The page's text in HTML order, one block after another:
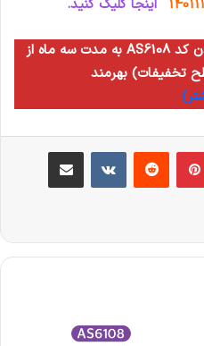
اینجا کلیک کنید.
همچنین شما میتوانید با وارد کردن کد AS6108 به مدت سه ماه از
تخفیفات) بهرمند
‫پین‌ترست‫رددیت ‫VKontakteاشتراک گذاری از طریق ایمیل